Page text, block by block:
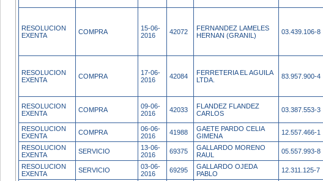
RESOLUCION
EXENTA
COMPRA
15-06-
2016
42072
FERNANDEZ LAMELES
HERNAN (GRANIL)
03.439.106-8
RESOLUCION
EXENTA
COMPRA
17-06-
2016
42084
FERRETERIA EL AGUILA
LTDA.
83.957.900-4
RESOLUCION
EXENTA
COMPRA
09-06-
2016
42033
FLANDEZ FLANDEZ
CARLOS
03.387.553-3
RESOLUCION
EXENTA
COMPRA
06-06-
2016
41988
GAETE PARDO CELIA
GIMENA
12.557.466-1
RESOLUCION
EXENTA
SERVICIO
13-06-
2016
69375
GALLARDO MORENO
RAUL
05.557.993-8
RESOLUCION
EXENTA
SERVICIO
03-06-
2016
69295
GALLARDO OJEDA
PABLO
12.311.125-7